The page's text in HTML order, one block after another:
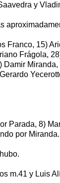
y
Franco, 15)
Frágola,
Damir Miranda,
Parada, 8)
por Miranda.
m.41 y Luis